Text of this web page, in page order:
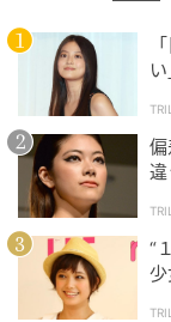
「第19回大藪
を映画化した
曾根百合を熱
銃捌きを見せ
回日本アカデ
た。
表現の幅を
違
“